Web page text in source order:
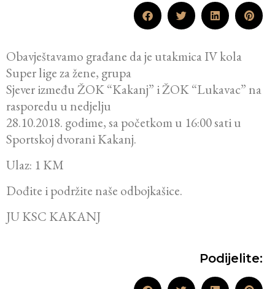
Obavještavamo građane da je utakmica IV kola
Super lige za žene, grupa
Sjever između ŽOK “Kakanj” i ŽOK “Lukavac” na
rasporedu u nedjelju
28.10.2018. godime, sa početkom u 16:00 sati u
Sportskoj dvorani Kakanj.
Ulaz: 1 KM
Dođite i podržite naše odbojkašice.
JU KSC KAKANJ
Podijelite: